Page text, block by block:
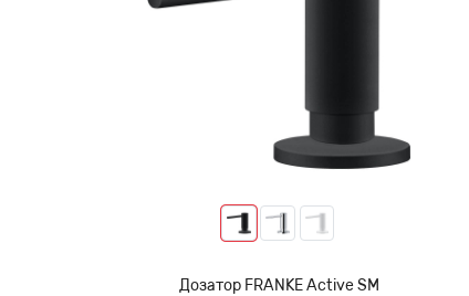
Дозатор FRANKE Active SM